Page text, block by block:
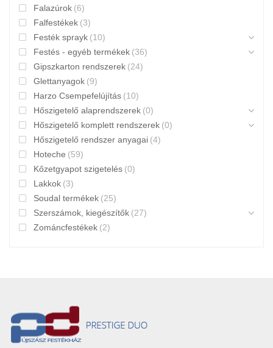
Falazúrok (6)
Falfestékek (3)
Festék sprayk (10)
Festés - egyéb termékek (36)
Gipszkarton rendszerek (24)
Glettanyagok (9)
Harzo Csempefelújítás (10)
Hőszigetelő alaprendszerek (0)
Hőszigetelő komplett rendszerek (0)
Hőszigetelő rendszer anyagai (4)
Hoteche (59)
Kőzetgyapot szigetelés (0)
Lakkok (3)
Soudal termékek (25)
Szerszámok, kiegészítők (27)
Zománcfestékek (2)